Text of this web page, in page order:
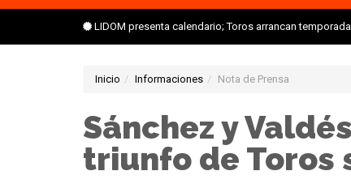
LIDOM presenta calendario; Toros arrancan temporada
Inicio Informaciones Nota de Prensa
Sánchez y
triunfo de Toros